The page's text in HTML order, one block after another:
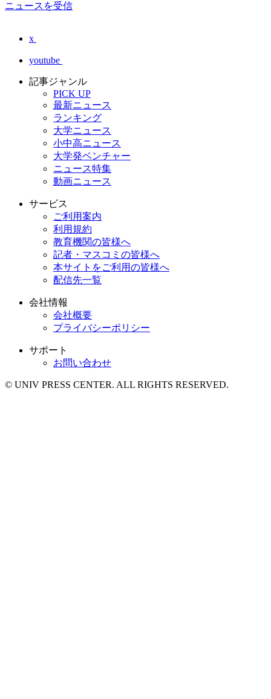
ニュースを受信
x
youtube
記事ジャンル
PICK UP
最新ニュース
ランキング
大学ニュース
小中高ニュース
大学発ベンチャー
ニュース特集
動画ニュース
サービス
ご利用案内
利用規約
教育機関の皆様へ
記者・マスコミの皆様へ
本サイトをご利用の皆様へ
配信先一覧
会社情報
会社概要
プライバシーポリシー
サポート
お問い合わせ
© UNIV PRESS CENTER. ALL RIGHTS RESERVED.